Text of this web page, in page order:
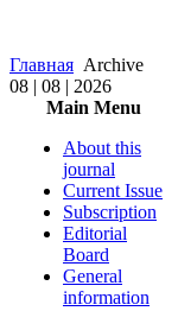
Главная Archive
08 | 08 | 2026
Main Menu
About this
journal
Current Issue
Subscription
Editorial
Board
General
information